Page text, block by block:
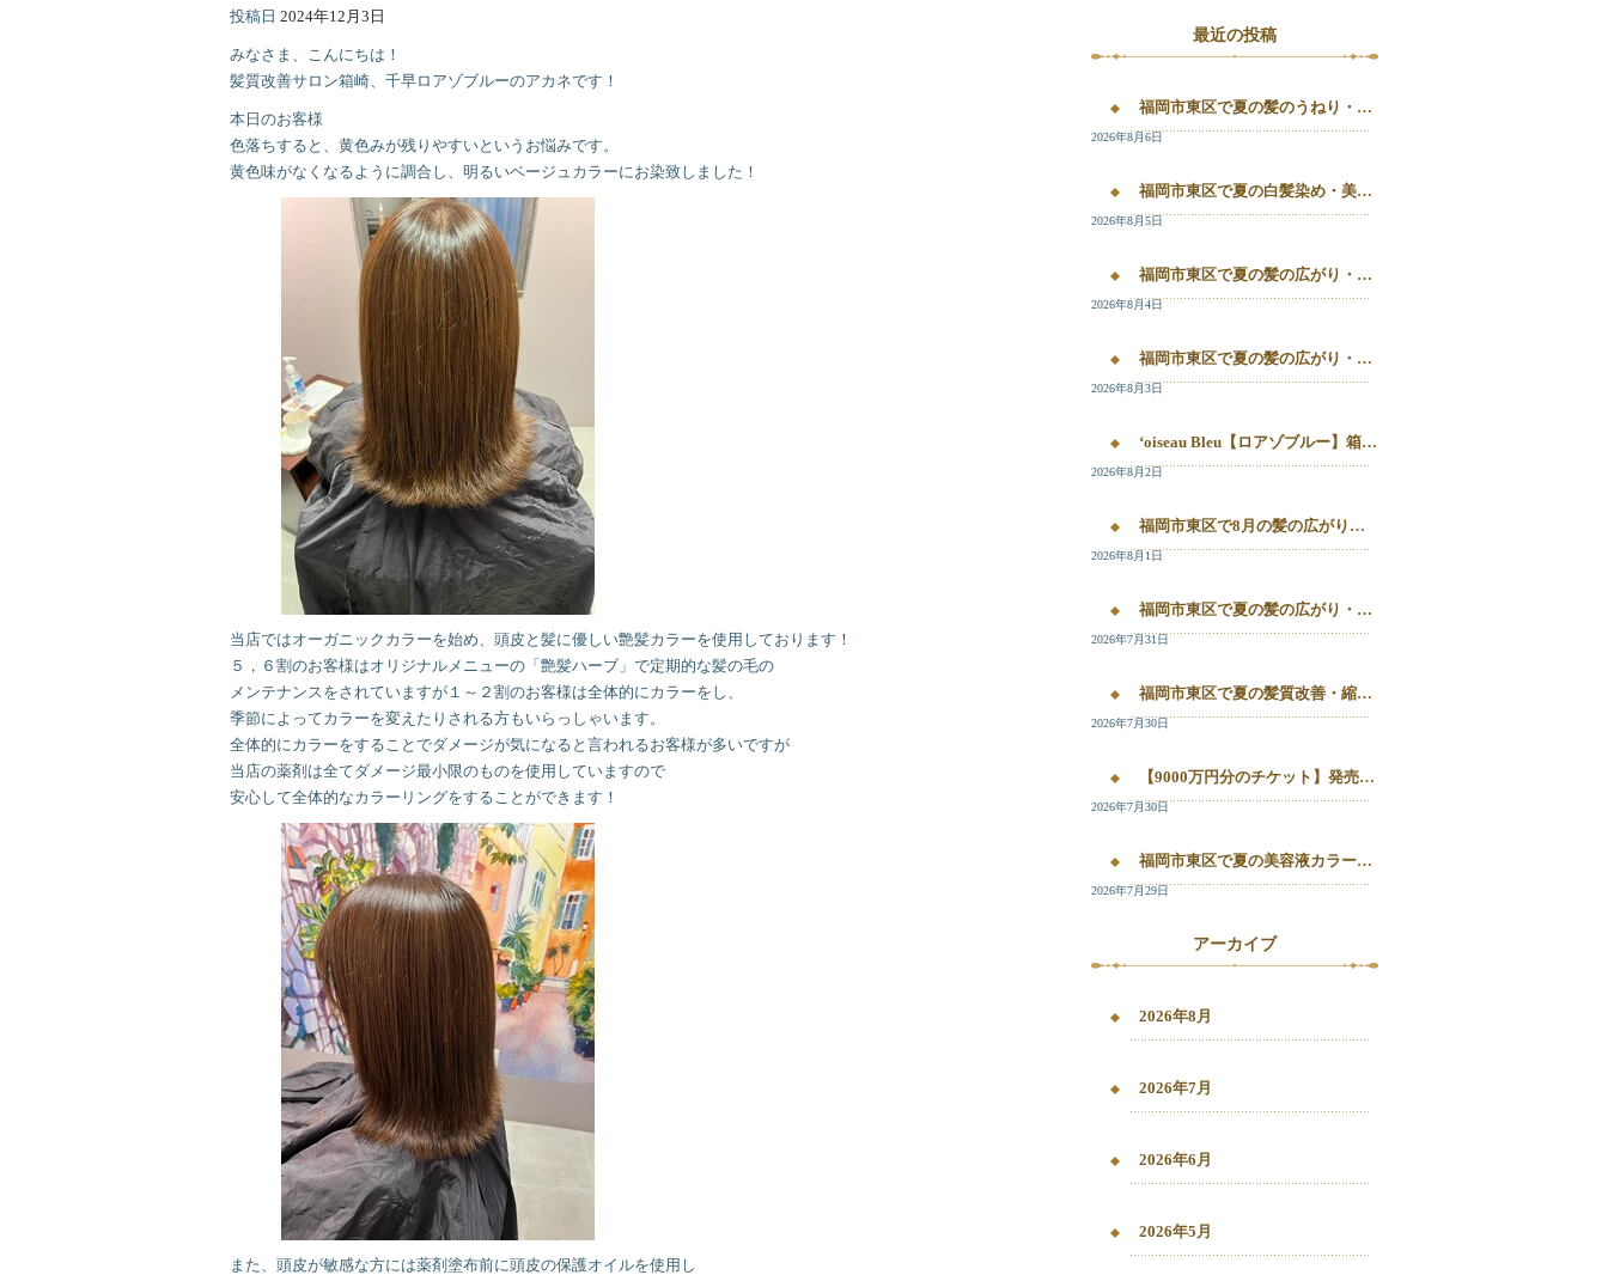
投稿日 2024年12月3日
みなさま、こんにちは！
髪質改善サロン箱崎、千早ロアゾブルーのアカネです！
本日のお客様
色落ちすると、黄色みが残りやすいというお悩みです。
黄色味がなくなるように調合し、明るいベージュカラーにお染致しました！
当店ではオーガニックカラーを始め、頭皮と髪に優しい艶髪カラーを使用しております！
５，６割のお客様はオリジナルメニューの「艶髪ハーブ」で定期的な髪の毛の
メンテナンスをされていますが１～２割のお客様は全体的にカラーをし、
季節によってカラーを変えたりされる方もいらっしゃいます。
全体的にカラーをすることでダメージが気になると言われるお客様が多いですが
当店の薬剤は全てダメージ最小限のものを使用していますので
安心して全体的なカラーリングをすることができます！
また、頭皮が敏感な方には薬剤塗布前に頭皮の保護オイルを使用し
最近の投稿
福岡市東区で夏の髪のうねり・白髪染め・美容液カラーを相談するなら｜箱崎・千早のL’oiseau Bleu
2026年8月6日
福岡市東区で夏の白髪染め・美容液カラー・髪質改善を相談したい方へ｜箱崎・千早のL’oiseau Bleu
2026年8月5日
福岡市東区で夏の髪の広がり・白髪染め・美容液カラーを相談したい方へ｜箱崎・千早のL’oiseau Bleu
2026年8月4日
福岡市東区で夏の髪の広がり・白髪染め・美容液カラーを相談したい方へ｜箱崎・千早のL’oiseau Bleu
2026年8月3日
‘oiseau Bleu【ロアゾブルー】箱崎店】 福岡市東区箱崎で、夏の白髪染めやカラー後の毛先のパサつき、髪の艶不足が気になる方へ。
2026年8月2日
福岡市東区で8月の髪の広がり・白髪染め・美容液カラーを相談するなら
2026年8月1日
福岡市東区で夏の髪の広がり・白髪染め・美容液カラーを相談したい方へ｜箱崎・千早のL’oiseau Bleu
2026年7月31日
福岡市東区で夏の髪質改善・縮毛矯正・美容液カラーを相談したい方へ｜箱崎・千早の全席個室美容室ロアゾブルー
2026年7月30日
【9000万円分のチケット】発売開始！！20%OFFで施術が受けられます！
2026年7月30日
福岡市東区で夏の美容液カラー・白髪染め・髪質改善縮毛矯正を相談したい方へ
2026年7月29日
アーカイブ
2026年8月
2026年7月
2026年6月
2026年5月